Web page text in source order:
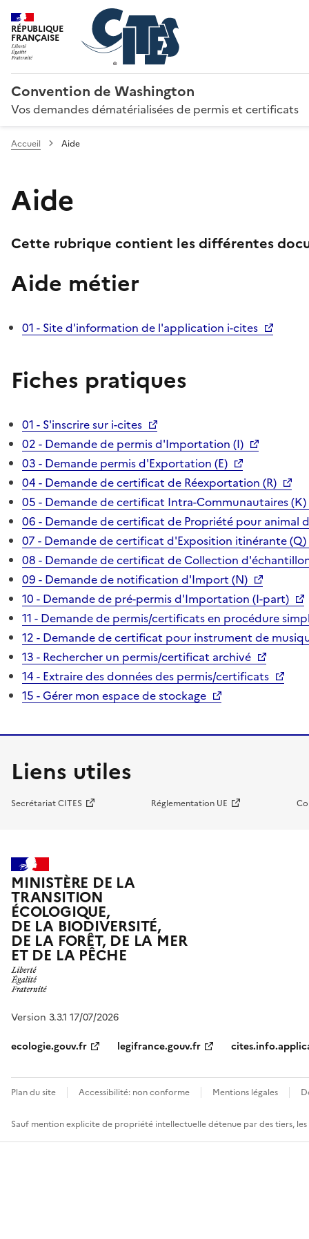
RÉPUBLIQUE
FRANÇAISE
Convention de Washington
Vos demandes dématérialisées de permis et certificats
Accueil Aide
Aide
Cette rubrique contient les différentes
Aide métier
01 - Site d'information de l'application i-cites
Fiches pratiques
01 - S'inscrire sur i-cites
02 - Demande de permis d'Importation (I)
03 - Demande permis d'Exportation (E)
04 - Demande de certificat de Réexportation (R)
05 - Demande de certificat Intra-Communautaires (K)
06 - Demande de certificat de Propriété pour animal
07 - Demande de certificat d'Exposition itinérante (Q)
08 - Demande de certificat de Collection
09 - Demande de notification d'Import (N)
10 - Demande de pré-permis d'Importation (I-part)
11 - Demande de permis/certificats en procédure
12 - Demande de certificat pour instrument de
13 - Rechercher un permis/certificat archivé
14 - Extraire des données des permis/certificats
15 - Gérer mon espace de stockage
Liens utiles
Secrétariat CITES Réglementation UE
MINISTÈRE DE LA
TRANSITION
ÉCOLOGIQUE,
DE LA BIODIVERSITÉ,
DE LA FORÊT, DE LA MER
ET DE LA PÊCHE
Version 3.3.1 17/07/2026
ecologie.gouv.fr
legifrance.gouv.fr
Plan du site Accessibilité: non conforme Mentions légales
Sauf mention explicite de propriété intellectuelle détenue par des tiers,